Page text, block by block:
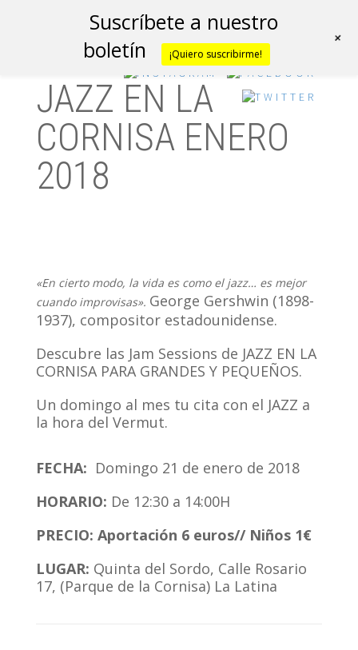
JAZZ EN LA
CORNISA ENERO
2018
«En cierto modo, la vida es como el jazz… es mejor
cuando improvisas». George Gershwin (1898-
1937), compositor estadounidense.
Descubre las Jam Sessions de JAZZ EN LA
CORNISA PARA GRANDES Y PEQUEÑOS.
Un domingo al mes tu cita con el JAZZ a
la hora del Vermut.
FECHA: Domingo 21 de enero de 2018
HORARIO: De 12:30 a 14:00H
PRECIO: Aportación 6 euros// Niños 1€
LUGAR: Quinta del Sordo, Calle Rosario
17, (Parque de la Cornisa) La Latina
Suscríbete a nuestro
boletín
¡Quiero suscribirme!
+